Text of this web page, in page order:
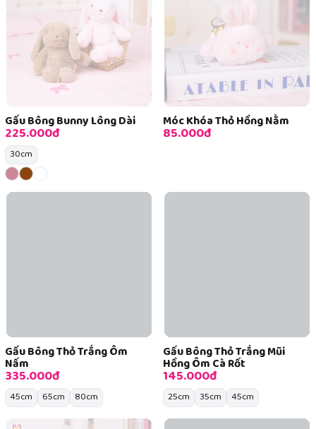
Gấu Bông Bunny Lông Dài
225.000đ
30cm
Móc Khóa Thỏ Hồng Nằm
85.000đ
Gấu Bông Thỏ Trắng Ôm
Nấm
335.000đ
45cm 65cm 80cm
Gấu Bông Thỏ Trắng Mũi
Hồng Ôm Cà Rốt
145.000đ
25cm 35cm 45cm